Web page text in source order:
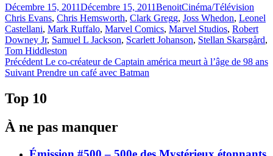
Publié
le
Décembre 15, 2011Décembre 15, 2011BenoitCatégories
Cinéma/Télévision
Chris Evans, Chris Hemsworth, Clark Gregg, Joss Whedon, Leonel
Castellani, Mark Ruffalo, Marvel Comics, Marvel Studios, Robert
Downey Jr, Samuel L Jackson, Scarlett Johanson, Stellan Skarsgård,
Tom Hiddleston
Navigation
de
l'article
Précédent Article
précédent :
Le co-créateur de Captain américa meurt à l’âge de 98 ans
Suivant Article
Prendre un café avec Batman
Top 10
À ne pas manquer